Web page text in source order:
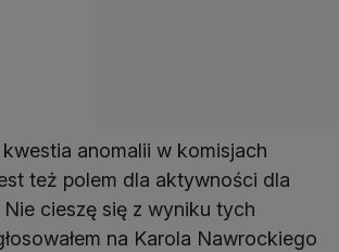
kwestia anomalii w komisjach
też polem dla aktywności dla
cieszę się z wyniku tych
na Karola Nawrockiego